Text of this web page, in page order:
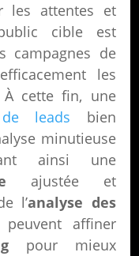
les attentes et
cible est
campagnes de
les
À cette fin, une
leads bien
minutieuse
ainsi une
ajustée et
l’analyse des
affiner
pour mieux